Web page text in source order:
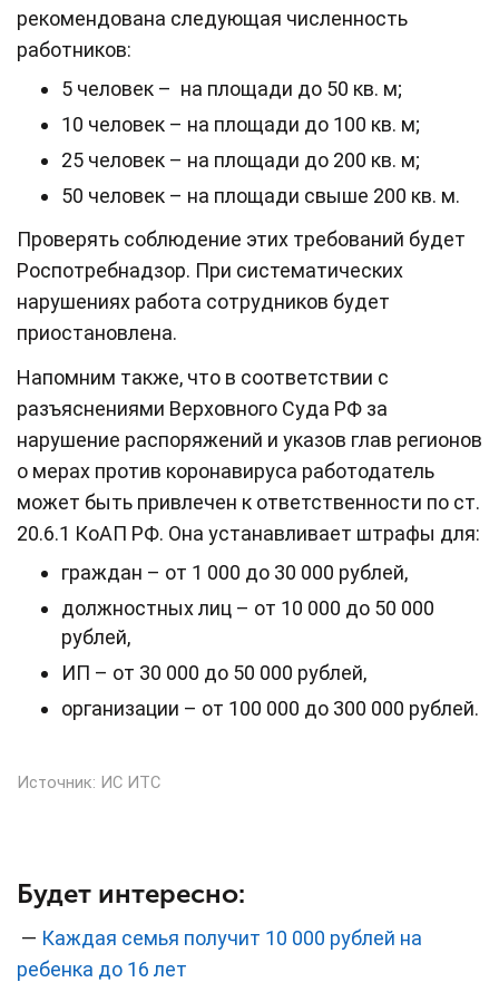
рекомендована следующая численность
работников:
5 человек – на площади до 50 кв. м;
10 человек – на площади до 100 кв. м;
25 человек – на площади до 200 кв. м;
50 человек – на площади свыше 200 кв. м.
Проверять соблюдение этих требований будет
Роспотребнадзор. При систематических
нарушениях работа сотрудников будет
приостановлена.
Напомним также, что в соответствии с
разъяснениями Верховного Суда РФ за
нарушение распоряжений и указов глав регионов
о мерах против коронавируса работодатель
может быть привлечен к ответственности по ст.
20.6.1 КоАП РФ. Она устанавливает штрафы для:
граждан – от 1 000 до 30 000 рублей,
должностных лиц – от 10 000 до 50 000
рублей,
ИП – от 30 000 до 50 000 рублей,
организации – от 100 000 до 300 000 рублей.
Источник: ИС ИТС
Будет интересно:
— Каждая семья получит 10 000 рублей на
ребенка до 16 лет